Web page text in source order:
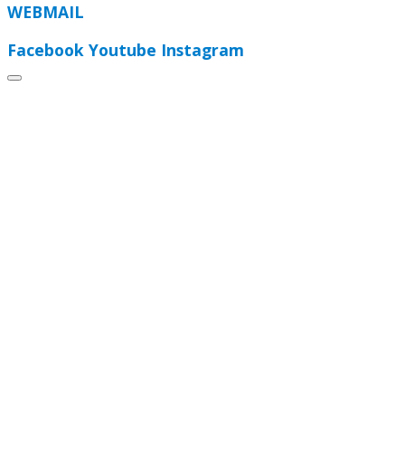
WEBMAIL
Facebook Youtube Instagram